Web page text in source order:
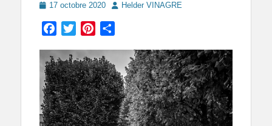
Posted
17 octobre 2020 AuthorHelder VINAGRE
Facebook
TwitterPinterest